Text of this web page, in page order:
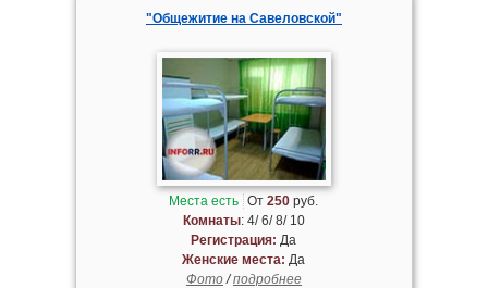
"Общежитие на Савеловской"
Места есть От250 руб.
Комнаты: 4/ 6/ 8/ 10
Регистрация: Да
Женские места: Да
Фото/подробнее